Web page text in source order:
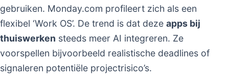
gebruiken. Monday.com profileert zich als een
flexibel ‘Work OS’. De trend is dat deze apps bij
thuiswerken steeds meer AI integreren. Ze
voorspellen bijvoorbeeld realistische deadlines of
signaleren potentiële projectrisico’s.